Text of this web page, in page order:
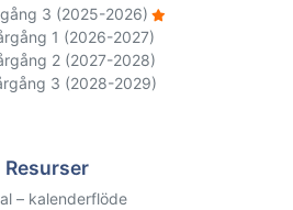
3 (2025-2026)
1 (2026-2027)
2 (2027-2028)
3 (2028-2029)
Resurser
– kalenderflöde